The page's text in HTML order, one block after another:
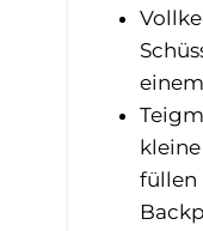
füllen